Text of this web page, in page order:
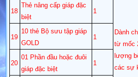
18
Thẻ nâng cấp giáp đặc
biệt
1
Dành
từ mốc
lượng
các sự
19
10 thẻ Bộ sưu tập giáp
GOLD
1
20
01 Phần đầu hoặc đuôi
giáp đặc biệt
1